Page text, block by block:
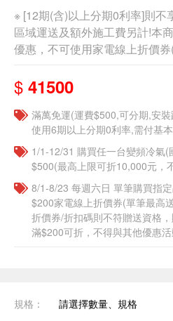
※ [12期(含)以上分期0利率]則不
區域運送及額外施工費另計!本
優惠，不可使用家電線上折價
$ 41500
滿萬免運(運費$500,可分期,安
使用6期以上分期0利率,需付基
1/1-12/31 購買任一台變頻冷氣
$500(最高上限可折10,000元，
8/1-8/23 每週六日 單筆購買指
$200家電線上折價券(單筆最高
折價券/折扣碼則不符贈送資格
滿$200可折，不得與其他優惠
規格： 請選擇數量、規格